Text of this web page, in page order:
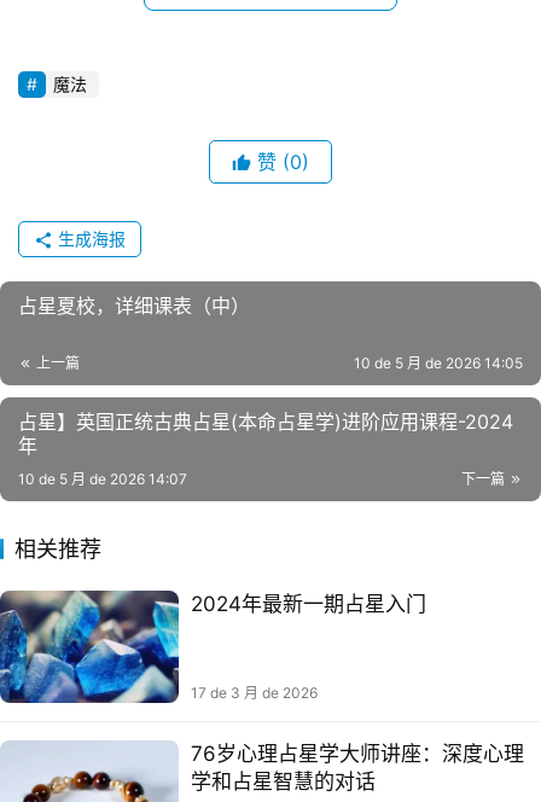
魔法
赞 (0)
生成海报
占星夏校，详细课表（中）
上一篇 10 de 5 月 de 2026 14:05
占星】英国正统古典占星(本命占星学)进阶应用课程-2024
年
下一篇
10 de 5 月 de 2026 14:07
相关推荐
2024年最新一期占星入门
17 de 3 月 de 2026
76岁心理占星学大师讲座：深度心理
学和占星智慧的对话